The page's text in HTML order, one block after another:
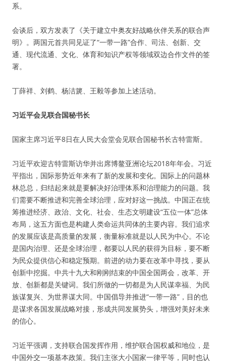
系。
会谈后，双方发表了《关于建立中奥友好战略伙伴关系的联合声
明》。两国元首共同见证了“一带一路”合作、司法、创新、交
通、现代流通、文化、体育和知识产权等领域双边合作文件的签
署。
丁薛祥、刘鹤、杨洁篪、王毅等参加上述活动。
习近平会见联合国秘书长
国家主席习近平8日在人民大会堂会见联合国秘书长古特雷斯。
习近平欢迎古特雷斯访华并出席博鳌亚洲论坛2018年年会。习近
平指出，国际形势近年来有了新的发展和变化。国际上的问题林
林总总，归结起来就是要解决好治理体系和治理能力的问题。我
们需要不断推进和完善全球治理，应对好这一挑战。中国正在统
筹推进经济、政治、文化、社会、生态文明建设“五位一体”总体
布局，这五方面也是构建人类命运共同体的主要内容。我们追求
的发展应该是高质量的发展，衡量标准就是以人民为中心。不论
是国内治理、还是全球治理，都要以人民的获得为目标，要不断
为民众提供信心和稳定预期。前进的动力要在改革中寻找，要从
创新中挖掘。中共十九大和刚刚结束的中国全国两会，改革、开
放、创新都是关键词。我们所做的一切都是为人民谋幸福、为民
族谋复兴、为世界谋大同。中国倡导并推进“一带一路”，目的也
是谋求各国发展战略对接，形成共同发展势头，增强对美好未来
的信心。
习近平强调，支持联合国发挥作用，维护联合国权威和地位，是
中国外交一项基本政策。我们主张大小国家一律平等，同时也认